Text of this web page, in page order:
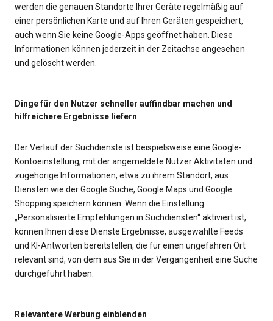
werden die genauen Standorte Ihrer Geräte regelmäßig auf
einer persönlichen Karte und auf Ihren Geräten gespeichert,
auch wenn Sie keine Google-Apps geöffnet haben. Diese
Informationen können jederzeit in der Zeitachse angesehen
und gelöscht werden.
Dinge für den Nutzer schneller auffindbar machen und
hilfreichere Ergebnisse liefern
Der Verlauf der Suchdienste ist beispielsweise eine Google-
Kontoeinstellung, mit der angemeldete Nutzer Aktivitäten und
zugehörige Informationen, etwa zu ihrem Standort, aus
Diensten wie der Google Suche, Google Maps und Google
Shopping speichern können. Wenn die Einstellung
„Personalisierte Empfehlungen in Suchdiensten“ aktiviert ist,
können Ihnen diese Dienste Ergebnisse, ausgewählte Feeds
und KI-Antworten bereitstellen, die für einen ungefähren Ort
relevant sind, von dem aus Sie in der Vergangenheit eine Suche
durchgeführt haben.
Relevantere Werbung einblenden